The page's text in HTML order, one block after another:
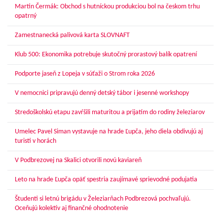
Martin Čermák: Obchod s hutníckou produkciou bol na českom trhu
opatrný
Zamestnanecká palivová karta SLOVNAFT
Klub 500: Ekonomika potrebuje skutočný prorastový balík opatrení
Podporte jaseň z Lopeja v súťaži o Strom roka 2026
V nemocnici pripravujú denný detský tábor i jesenné workshopy
Stredoškolskú etapu zavŕšili maturitou a prijatím do rodiny železiarov
Umelec Pavel Siman vystavuje na hrade Ľupča, jeho diela obdivujú aj
turisti v horách
V Podbrezovej na Skalici otvorili novú kaviareň
Leto na hrade Ľupča opäť spestria zaujímavé sprievodné podujatia
Študenti si letnú brigádu v Železiarňach Podbrezová pochvaľujú.
Oceňujú kolektív aj finančné ohodnotenie